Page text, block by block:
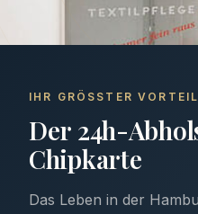
IHR GRÖSSTER VORTEIL
Der 24h-
Chipkarte
Das Leben in der